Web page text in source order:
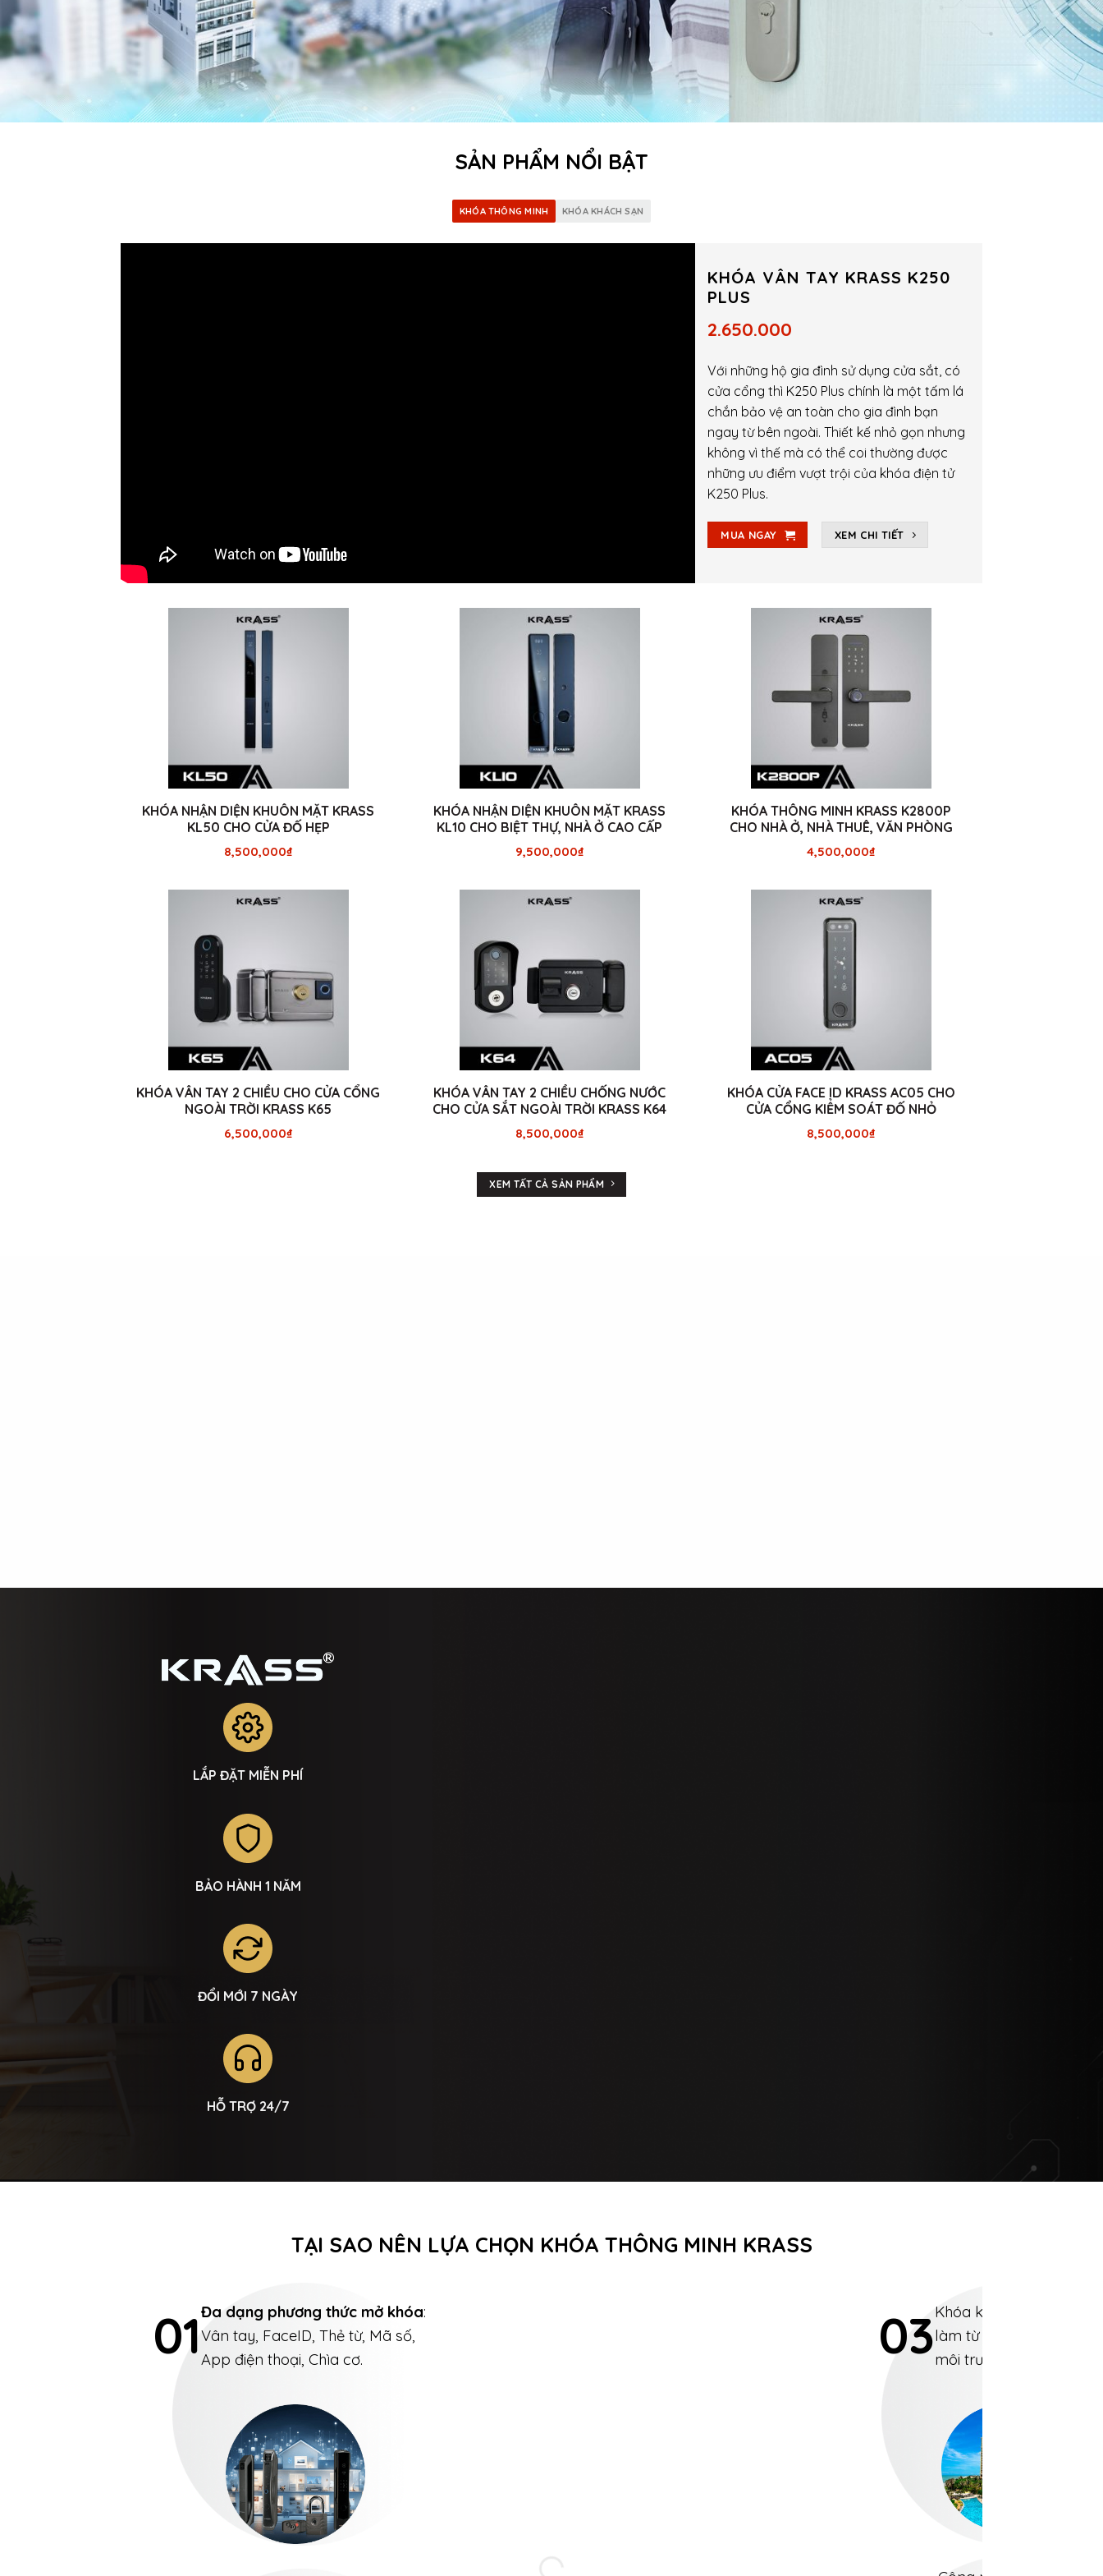
SẢN PHẨM NỔI BẬT
KHÓA THÔNG MINH KHÓA KHÁCH SẠN
KHÓA VÂN TAY KRASS K250
PLUS
2.650.000
Với những hộ gia đình sử dụng cửa sắt, có
cửa cổng thì K250 Plus chính là một tấm lá
chắn bảo vệ an toàn cho gia đình bạn
ngay từ bên ngoài. Thiết kế nhỏ gọn nhưng
không vì thế mà có thể coi thường được
những ưu điểm vượt trội của khóa điện tử
K250 Plus.
MUA NGAY XEM CHI TIẾT
KHÓA NHẬN DIỆN KHUÔN MẶT KRASS
KL50 CHO CỬA ĐỐ HẸP
8,500,000₫
KHÓA NHẬN DIỆN KHUÔN MẶT KRASS
KL10 CHO BIỆT THỰ, NHÀ Ở CAO CẤP
9,500,000₫
KHÓA THÔNG MINH KRASS K2800P
CHO NHÀ Ở, NHÀ THUÊ, VĂN PHÒNG
4,500,000₫
KHÓA VÂN TAY 2 CHIỀU CHO CỬA CỔNG
NGOÀI TRỜI KRASS K65
6,500,000₫
KHÓA VÂN TAY 2 CHIỀU CHỐNG NƯỚC
CHO CỬA SẮT NGOÀI TRỜI KRASS K64
8,500,000₫
KHÓA CỬA FACE ID KRASS AC05 CHO
CỬA CỔNG KIỂM SOÁT ĐỐ NHỎ
8,500,000₫
XEM TẤT CẢ SẢN PHẨM
LẮP ĐẶT MIỄN PHÍ
BẢO HÀNH 1 NĂM
ĐỔI MỚI 7 NGÀY
HỖ TRỢ 24/7
TẠI SAO NÊN LỰA CHỌN KHÓA THÔNG MINH KRASS
01Đa dạng phương thức mở khóa:
Vân tay, FaceID, Thẻ từ, Mã số,
App điện thoại, Chìa cơ.
03Khóa khách sạn Krass
làm từ Inox 304 phù
môi trường ven biển.